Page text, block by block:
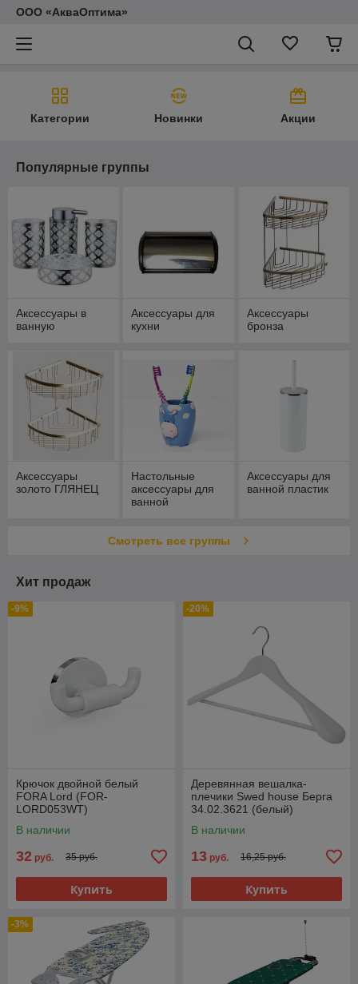
ООО «АкваОптима»
Категории Новинки Акции
Популярные группы
Аксессуары в
ванную
Аксессуары для
кухни
Аксессуары
бронза
Аксессуары
золото ГЛЯНЕЦ
Настольные
аксессуары для
ванной
Аксессуары для
ванной пластик
Смотреть все группы
Хит продаж
-9%
Крючок двойной белый
FORA Lord (FOR-
LORD053WT)
В наличии
32 руб. 35 руб.
Купить
-20%
Деревянная вешалка-
плечики Swed house Берга
34.02.3621 (белый)
В наличии
13 руб. 16,25 руб.
Купить
-3%